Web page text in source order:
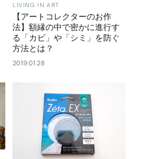
LIVING IN ART
【アートコレクターのお作
法】額縁の中で密かに進行す
る「カビ」や「シミ」を防ぐ
方法とは？
2019.01.28